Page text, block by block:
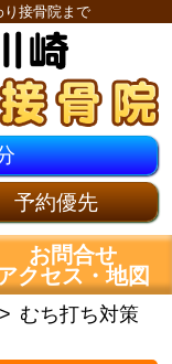
り接骨院まで
予約優先
お問合せ
クセス・地図
むち打ち対策